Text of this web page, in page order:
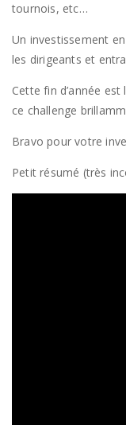
tournois, etc…
Un investissement
les dirigeants et
Cette fin d’année
ce challenge
Bravo pour votre
Petit résumé (très